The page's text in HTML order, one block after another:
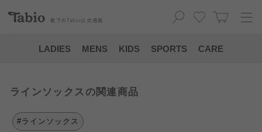
靴下の Tabio 公式通販
LADIES MENS KIDS SPORTS CARE
ラインソックスの関連商品
#ラインソックス